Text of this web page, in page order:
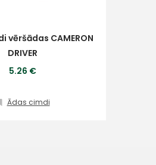
vēršādas CAMERON
DRIVER
5.26 €
Ādas cimdi
Sūtīt ziņojumu
Klientu
atbalsts